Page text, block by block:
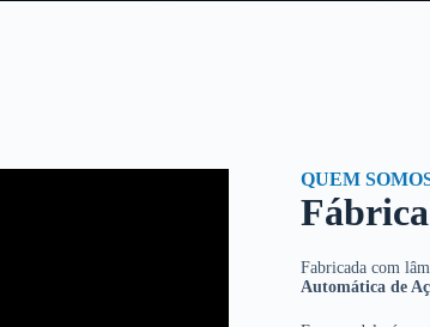
QUEM
Fabricada com
Automática de